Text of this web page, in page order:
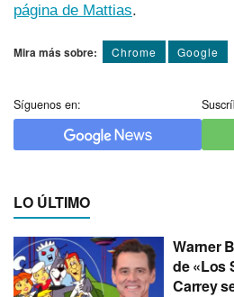
página de Mattias.
Mira más sobre: Chrome Google
Síguenos en:
LO ÚLTIMO
Warner
de «Los
Carrey